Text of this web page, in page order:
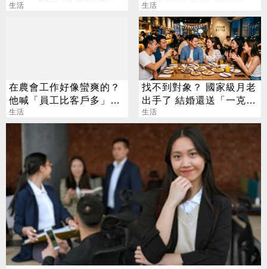
搶錢先下手是罪
生活
空調業者：不建議
生活
在農會工作好像蠻爽的？
他喊「員工比客戶多」內
行人曝真相
生活
找不到對象？ 國家級月老
出手了 結婚還送「一克拉
鑽戒」
生活